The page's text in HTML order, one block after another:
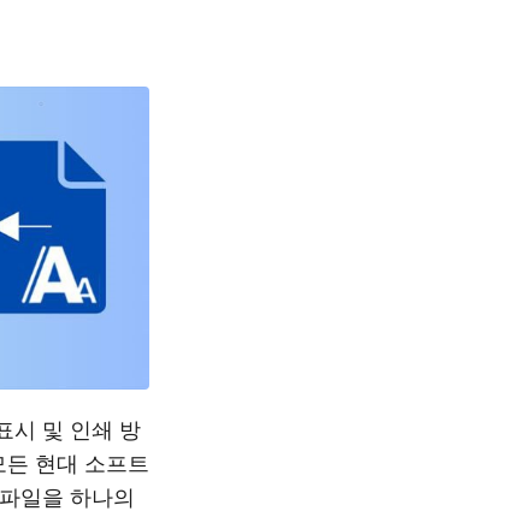
시 및 인쇄 방
현대 소프트
파일을 하나의